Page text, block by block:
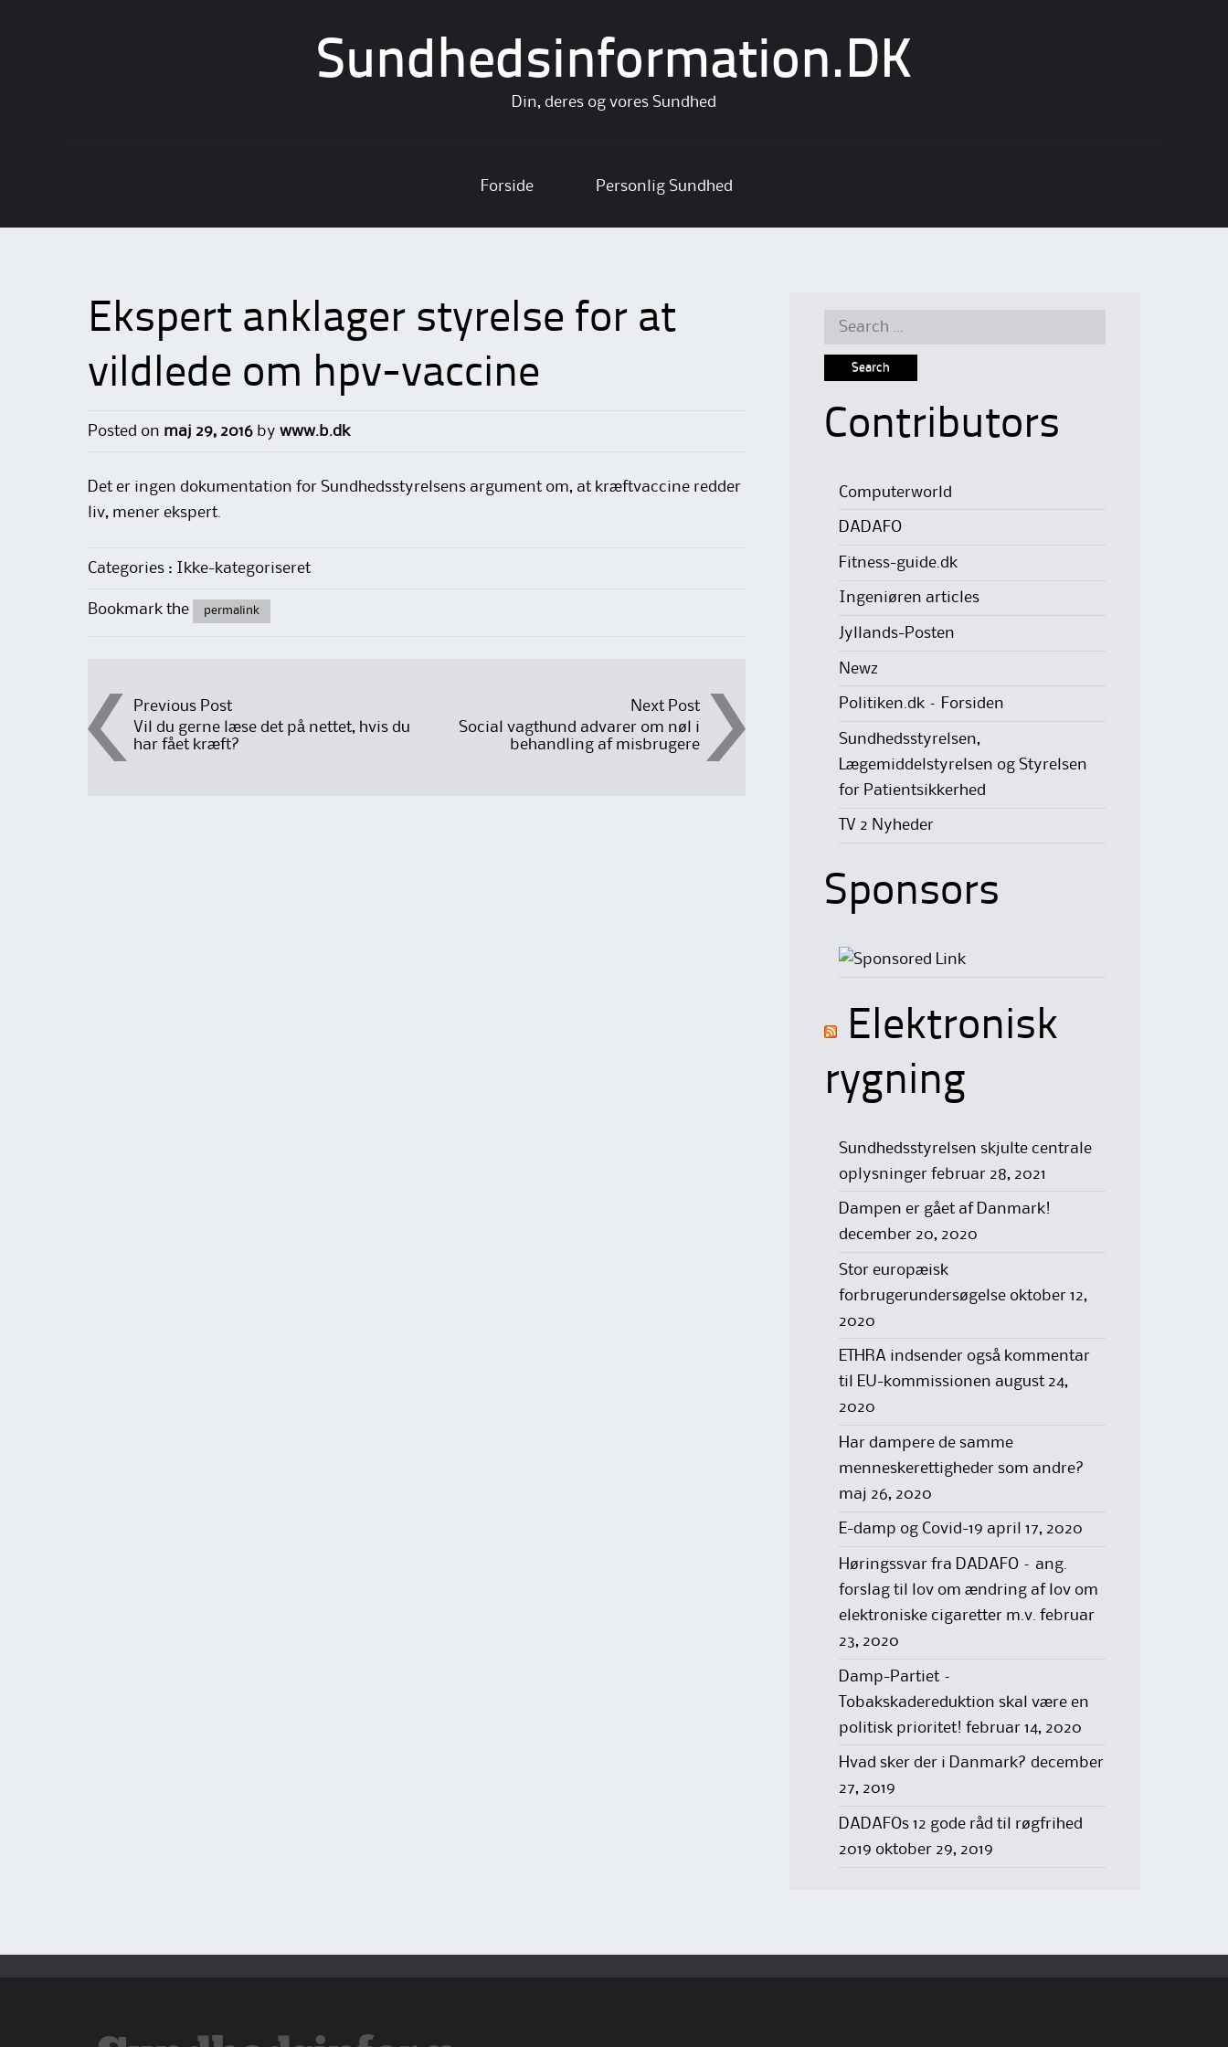
Sundhedsinformation.DK
Din, deres og vores Sundhed
content
Forside Personlig Sundhed
Ekspert anklager styrelse for at
vildlede om hpv-vaccine
Posted on maj 29, 2016 by www.b.dk
Det er ingen dokumentation for Sundhedsstyrelsens argument om, at kræftvaccine redder
liv, mener ekspert.
Categories : Ikke-kategoriseret
Bookmark the permalink
Post
navigation
Previous Post
Vil du gerne læse det på nettet, hvis du
har fået kræft?
Next Post
Social vagthund advarer om nøl i
behandling af misbrugere
Search
Contributors
Computerworld
DADAFO
Fitness-guide.dk
Ingeniøren articles
Jyllands-Posten
Newz
Politiken.dk – Forsiden
Sundhedsstyrelsen,
Lægemiddelstyrelsen og Styrelsen
for Patientsikkerhed
TV 2 Nyheder
Sponsors
Elektronisk
rygning
Sundhedsstyrelsen skjulte centrale
oplysninger februar 28, 2021
Dampen er gået af Danmark!
december 20, 2020
Stor europæisk
forbrugerundersøgelse oktober 12,
2020
ETHRA indsender også kommentar
til EU-kommissionen august 24,
2020
Har dampere de samme
menneskerettigheder som andre?
maj 26, 2020
E-damp og Covid-19 april 17, 2020
Høringssvar fra DADAFO – ang.
forslag til lov om ændring af lov om
elektroniske cigaretter m.v. februar
23, 2020
Damp-Partiet –
Tobakskadereduktion skal være en
politisk prioritet! februar 14, 2020
Hvad sker der i Danmark? december
27, 2019
DADAFOs 12 gode råd til røgfrihed
2019 oktober 29, 2019